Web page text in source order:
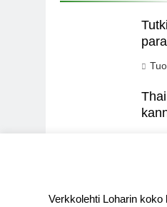
Verkkolehti Loharin